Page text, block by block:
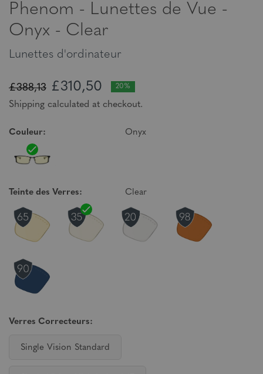
Phenom - Lunettes de Vue -
Onyx - Clear
Lunettes d'ordinateur
£388,13 £310,50 20%
Shipping calculated at checkout.
Couleur: Onyx
Teinte des Verres: Clear
Verres Correcteurs:
Single Vision Standard